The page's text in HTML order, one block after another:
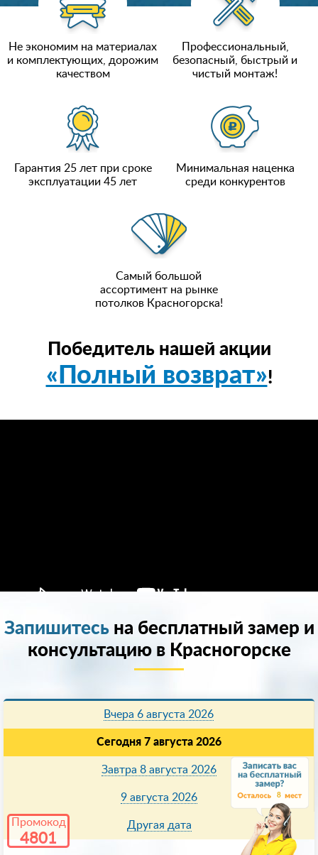
8
Промокод
4801
Не экономим на материалах
и комплектующих, дорожим
качеством
Профессиональный,
безопасный, быстрый и
чистый монтаж!
Гарантия 25 лет при сроке
эксплуатации 45 лет
Минимальная наценка
среди конкурентов
Самый большой
ассортимент на рынке
потолков Красногорска!
Победитель нашей акции
«Полный возврат»!
Запишитесьна бесплатный замер и
консультацию в Красногорске
Вчера 6 августа 2026
Сегодня 7 августа 2026
Завтра 8 августа 2026
9 августа 2026
Другая дата